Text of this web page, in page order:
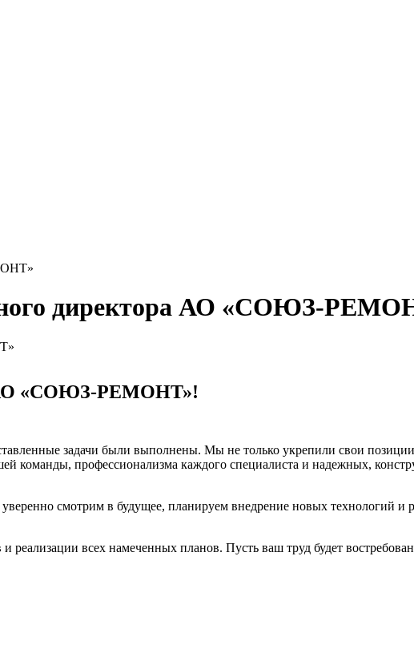
директора АО «СОЮЗ-
АО «СОЮЗ-РЕМОНТ»!
задачи были выполнены. Мы не только укрепили свои
команды, профессионализма каждого специалиста и надежных,
смотрим в будущее, планируем внедрение новых технологий и
всех намеченных планов. Пусть ваш труд будет